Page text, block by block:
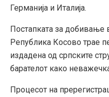
Германија и Италија.
Постапката за добивање
Република Косово трае
издадена од српските
барателот како
Процесот на